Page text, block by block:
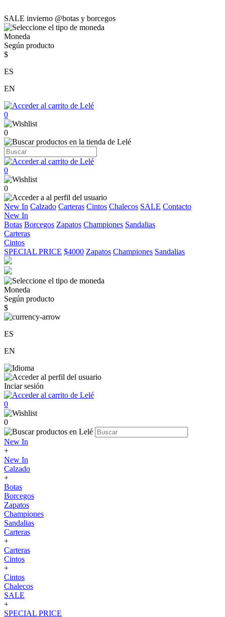
SALE invierno @botas y borcegos
Moneda
Según producto
$
ES
EN
0
0
0
0
New In Calzado Carteras Cintos Chalecos SALE Contacto
New In
Botas Borcegos Zapatos Championes Sandalias
Carteras
Cintos
SPECIAL PRICE $4000 Zapatos Championes Sandalias
Moneda
Según producto
$
ES
EN
Inciar sesión
0
0
New In
+
New In
Calzado
+
Botas
Borcegos
Zapatos
Championes
Sandalias
Carteras
+
Carteras
Cintos
+
Cintos
Chalecos
SALE
+
SPECIAL PRICE